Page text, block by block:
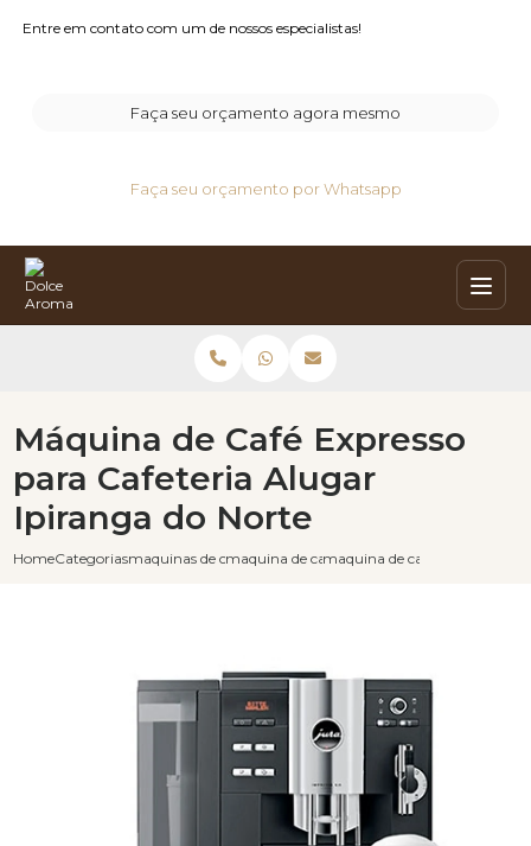
Entre em contato com um de nossos especialistas!
Faça seu orçamento agora mesmo
Faça seu orçamento por Whatsapp
HomeCategoriasmaquinas de cafe expressomaquina de cafe expresso graos
maquina de cafe expresso
Máquina de Café Expresso
para Cafeteria Alugar
Ipiranga do Norte